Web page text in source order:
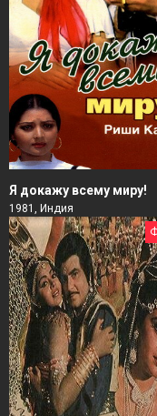
Я докажу всему миру!
1981, Индия